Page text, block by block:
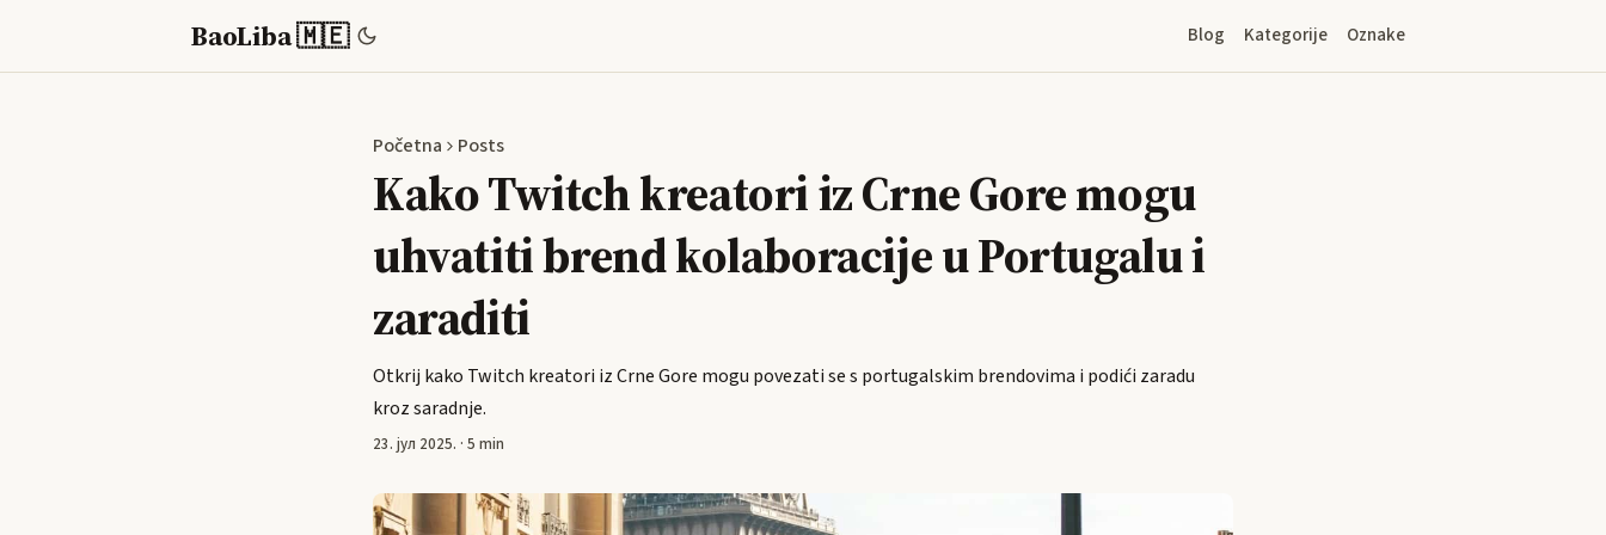
BaoLiba 🇲🇪 Blog Kategorije Oznake
Početna Posts
Kako Twitch kreatori iz Crne Gore mogu
uhvatiti brend kolaboracije u Portugalu i
zaraditi
Otkrij kako Twitch kreatori iz Crne Gore mogu povezati se s portugalskim brendovima i podići zaradu
kroz saradnje.
23. јул 2025. · 5 min